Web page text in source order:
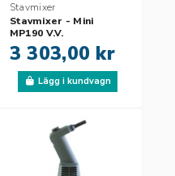
Stavmixer
Stavmixer - Mini
MP190 V.V.
3 303,00 kr
Lägg i kundvagn